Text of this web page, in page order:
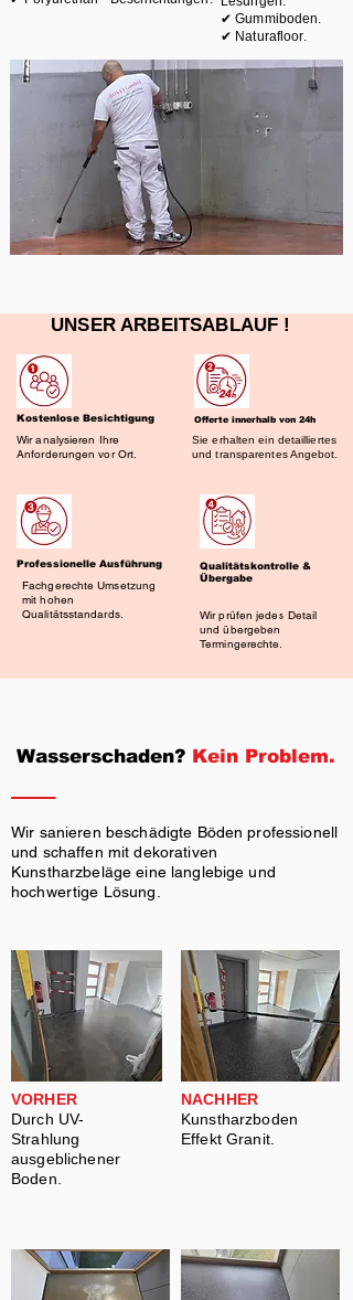
✔ Gummiboden.
✔ Naturafloor.
UNSER ARBEITSABLAUF !
Kostenlose Besichtigung
Wir analysieren Ihre
Anforderungen vor Ort.
Professionelle Ausführung
Fachgerechte Umsetzung
mit hohen
Qualitätsstandards.
Offerte innerhalb von 24h
Sie erhalten ein detailliertes
und transparentes Angebot.
Qualitätskontrolle &
Übergabe
Wir prüfen jedes Detail
und übergeben
Termingerechte.
Wasserschaden? Kein Problem.
Wir sanieren beschädigte Böden professionell
und schaffen mit dekorativen
Kunstharzbeläge eine langlebige und
hochwertige Lösung.
VORHER
Durch UV-
Strahlung
ausgeblichener
Boden.
NACHHER
Kunstharzboden
Effekt Granit.